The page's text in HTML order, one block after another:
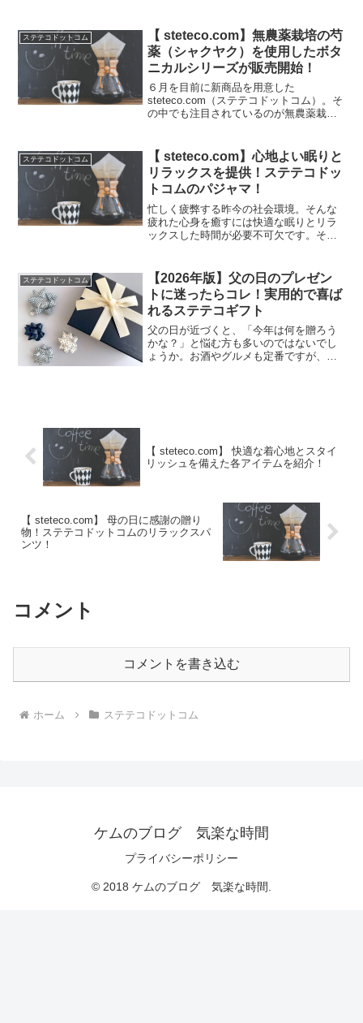
フト特集として2025年4月30日（水）朝9
時ま...
ステテコドットコム
【 steteco.com】無農薬栽培の芍
薬（シャクヤク）を使用したボタ
ニカルシリーズが販売開始！
６月を目前に新商品を用意した
steteco.com（ステテコドットコム）。そ
の中でも注目されているのが無農薬栽培
steteco.comについてはこちらの記事で紹
介！一覧ボタ...
ステテコドットコム
【 steteco.com】心地よい眠りと
リラックスを提供！ステテコドッ
トコムのパジャマ！
忙しく疲弊する昨今の社会環境。そんな
疲れた心身を癒すには快適な眠りとリラ
ックスした時間が必要不可欠です。そこ
環境を提供します。steteco.comについて
は...
ステテコドットコム
【2026年版】父の日のプレゼン
トに迷ったらコレ！実用的で喜ば
れるステテコギフト
父の日が近づくと、「今年は何を贈ろう
かな？」と悩む方も多いのではないでし
ょうか。お酒やグルメも定番ですが、せ
【 steteco.com】 快適な着心地とスタイ
リッシュを備えた各アイテムを紹介！
【 steteco.com】 母の日に感謝の贈り
物！ステテコドットコムのリラックスパ
ンツ！
コメント
コメントを書き込む
ホーム ステテコドットコム
ケムのブログ 気楽な時間
プライバシーポリシー
© 2018 ケムのブログ 気楽な時間.